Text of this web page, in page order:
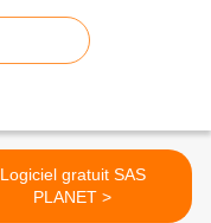
Logiciel gratuit SAS
PLANET >